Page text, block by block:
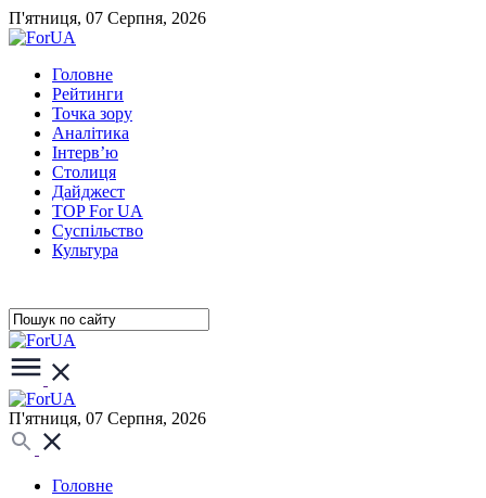
П'ятниця, 07 Серпня, 2026
Головне
Рейтинги
Точка зору
Аналітика
Інтерв’ю
Столиця
Дайджест
TOP For UA
Суспiльство
Культура
П'ятниця, 07 Серпня, 2026
Головне